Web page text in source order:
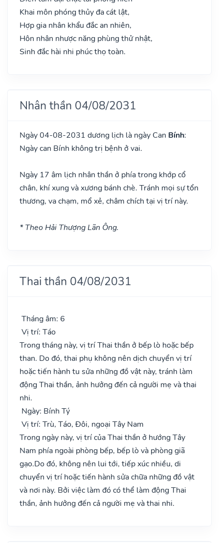
Khai môn phóng thủy đa cát lật,
Hợp gia nhân khẩu đắc an nhiên,
Hôn nhân nhược năng phùng thử nhật,
Sinh đắc hài nhi phúc thọ toàn.
Nhân thần 04/08/2031
Ngày 04-08-2031 dương lịch là ngày Can Bính:
Ngày can Bính không trị bệnh ở vai.
Ngày 17 âm lịch nhân thần ở phía trong khớp cổ
chân, khí xung và xương bánh chè. Tránh mọi sự tổn
thương, va chạm, mổ xẻ, châm chích tại vị trí này.
* Theo Hải Thượng Lãn Ông.
Thai thần 04/08/2031
Tháng âm: 6
Vị trí: Táo
Trong tháng này, vị trí Thai thần ở bếp lò hoặc bếp
than. Do đó, thai phụ không nên dịch chuyển vị trí
hoặc tiến hành tu sửa những đồ vật này, tránh làm
động Thai thần, ảnh hưởng đến cả người mẹ và thai
nhi.
Ngày: Bính Tý
Vị trí: Trù, Táo, Đôi, ngoại Tây Nam
Trong ngày này, vị trí của Thai thần ở hướng Tây
Nam phía ngoài phòng bếp, bếp lò và phòng giã
gạo.Do đó, không nên lui tới, tiếp xúc nhiều, di
chuyển vị trí hoặc tiến hành sửa chữa những đồ vật
và nơi này. Bởi việc làm đó có thể làm động Thai
thần, ảnh hưởng đến cả người mẹ và thai nhi.